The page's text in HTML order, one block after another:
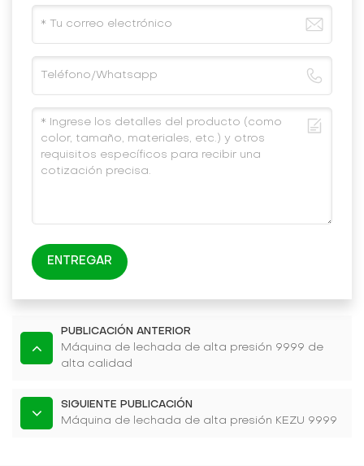
ENTREGAR
PUBLICACIÓN ANTERIOR
Máquina de lechada de alta presión 9999 de
alta calidad
SIGUIENTE PUBLICACIÓN
Máquina de lechada de alta presión KEZU 9999